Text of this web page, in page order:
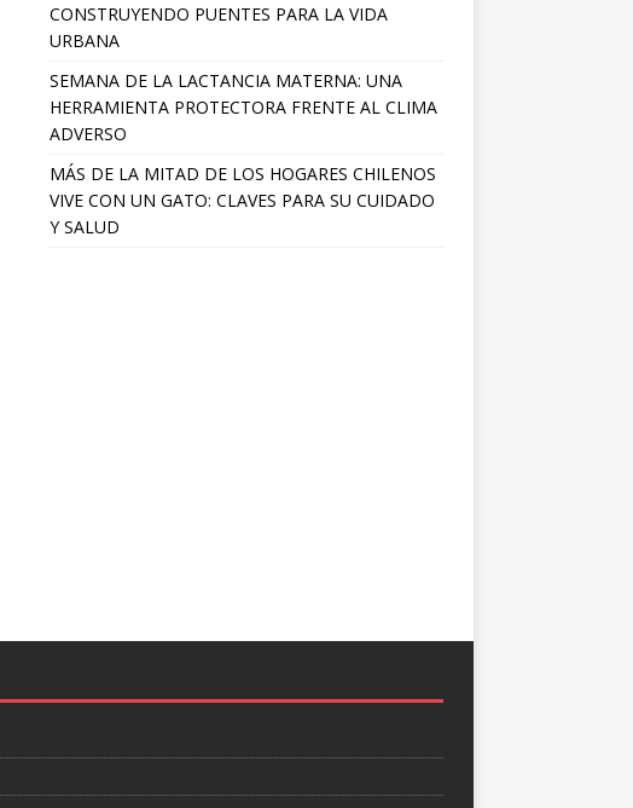
CONSTRUYENDO PUENTES PARA LA VIDA
URBANA
SEMANA DE LA LACTANCIA MATERNA: UNA
HERRAMIENTA PROTECTORA FRENTE AL CLIMA
ADVERSO
MÁS DE LA MITAD DE LOS HOGARES CHILENOS
VIVE CON UN GATO: CLAVES PARA SU CUIDADO
Y SALUD